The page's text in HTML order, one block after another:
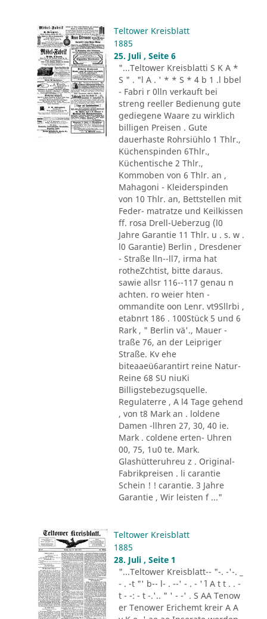
Teltower Kreisblatt
1885
25. Juli , Seite 6
"...Teltower Kreisblatti S K A *
S " . "l A . ' * * S * 4 b 1 .l bbel
- Fabri r 0lln verkauft bei
streng reeller Bedienung gute
gediegene Waare zu wirklich
billigen Preisen . Gute
dauerhaste Rohrsiühlo 1 Thlr.,
Küchenspinden 6Thlr.,
Küchentische 2 Thlr.,
Kommoben von 6 Thlr. an ,
Mahagoni - Kleiderspinden
von 10 Thlr. an, Bettstellen mit
Feder- matratze und Keilkissen
ff. rosa Drell-Ueberzug (l0
Jahre Garantie 11 Thlr. u . s. w .
l0 Garantie) Berlin , Dresdener
- Straße lln--ll7, irma hat
rotheZchtist, bitte daraus.
sawie allsr 116--117 genau n
achten. ro weier hten -
ommandite oon Lenr. vt9Sllrbi ,
etabnrt 186 . 100Stück 5 und 6
Rark , " Berlin vä'., Mauer -
traße 76, an der Leipriger
Straße. Kv ehe
biteaaeü6arantirt reine Natur-
Reine 68 SU niuKi
Billigstebezugsquelle.
Regulaterre , A l4 Tage gehend
, von t8 Mark an . loldene
Damen -llhren 27, 30, 40 ie.
Mark . coldene erten- Uhren
00, 75, 1u0 te. Mark.
Glashütteruhreu z . Original-
Fabrikpreisen . li carantie
Schein ! ! carantie. 3 Jahre
Garantie , Wir leisten f ..."
Teltower Kreisblatt
1885
28. Juli , Seite 1
"...Teltower Kreisblatt-- "-. -'-. _
- . -t "' b-- l- . --' - . - '´ l A t t . . -
t - -: - t -.'.. " ' - -' . S AA Tenow
er Tenower Erichemt kreir A A